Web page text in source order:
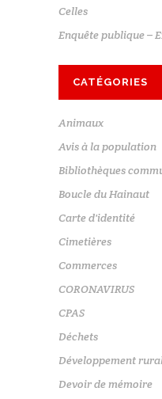
Celles
Enquête publique –
CATÉGORIES
Animaux
Avis à la population
Bibliothèques
Boucle du Hainaut
Carte d'identité
Cimetières
Commerces
CORONAVIRUS
CPAS
Déchets
Développement
Devoir de mémoire